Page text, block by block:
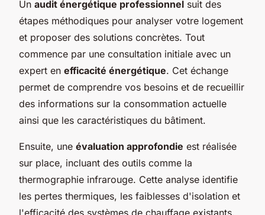
Un audit énergétique professionnel suit des
étapes méthodiques pour analyser votre logement
et proposer des solutions concrètes. Tout
commence par une consultation initiale avec un
expert en efficacité énergétique. Cet échange
permet de comprendre vos besoins et de recueillir
des informations sur la consommation actuelle
ainsi que les caractéristiques du bâtiment.
Ensuite, une évaluation approfondie est réalisée
sur place, incluant des outils comme la
thermographie infrarouge. Cette analyse identifie
les pertes thermiques, les faiblesses d'isolation et
l'efficacité des systèmes de chauffage existants.